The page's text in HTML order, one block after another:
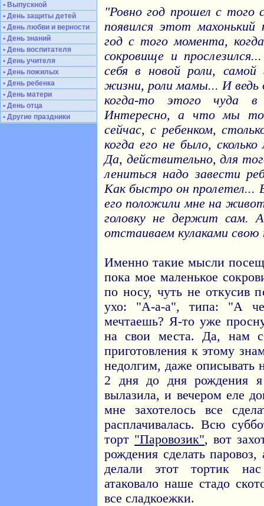
• Выпускной
• День защиты детей
• День любви и верности
• День знаний
• День воспитателя
• День учителя
• День пожилых
• День ребенка
• День матери
• День отца
• Другие праздники
"Ровно год прошел с того
появился этот махонький
год с того момента,
сокровище и
себя в новой роли, самой
жизни, роли мамы... И
когда-то этого чуда
Интересно, а что мы
сейчас, с ребенком,
когда его не было,
Да, действительно, для
лениться надо завести
Как быстро он пролетел...
его положили мне на
головку не держит
отстаиваем кулаками свою
Именно такие мысли
пока мое маленькое
по носу, чуть не откусив
ухо: "А-а-а", типа: "А
мечтаешь? Я-то уже
на свои места. Да, нам
приготовления к этому
недолгим, даже описывать
2 дня до дня рождения
вылазила, и вечером еле
мне захотелось все
расплачивалась. Всю
торт "Паровозик", вот
рождения сделать
делали этот тортик
атаковало наше стадо
все сладкоежки.